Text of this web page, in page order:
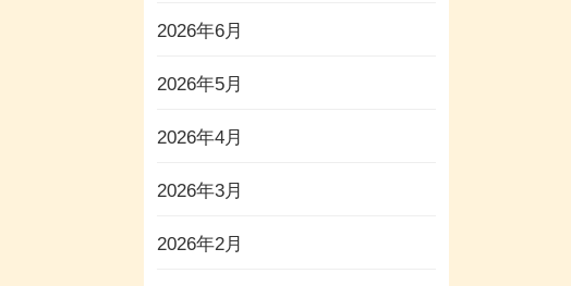
2026年6月
2026年5月
2026年4月
2026年3月
2026年2月